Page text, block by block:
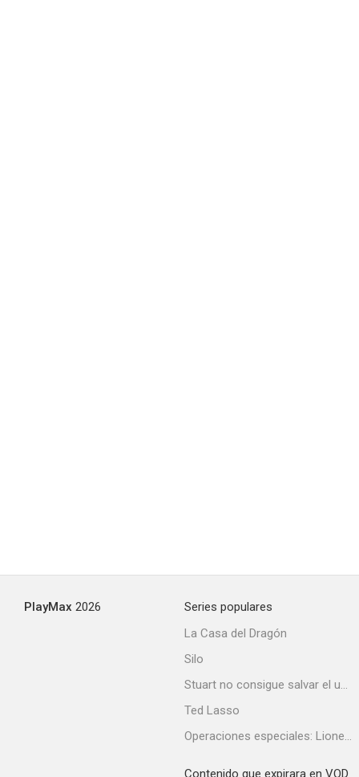
PlayMax 2026
Series populares
La Casa del Dragón
Silo
Stuart no consigue salvar el universo
Ted Lasso
Operaciones especiales: Lioness
Contenido que expirara en VOD